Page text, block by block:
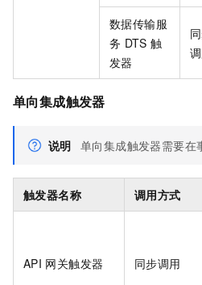
数据传输服
务 DTS 触
发器
单向集成触发器
说明 单向集成触发器需要在
触发器名称 调用方式
API 网关触发器 同步调用